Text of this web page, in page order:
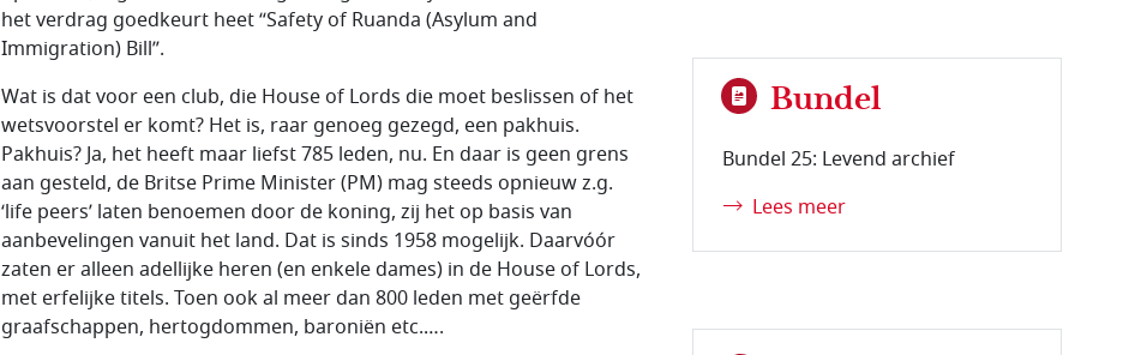
het verdrag goedkeurt heet “Safety of Ruanda (Asylum and
Immigration) Bill”.
Wat is dat voor een club, die House of Lords die moet beslissen of het
wetsvoorstel er komt? Het is, raar genoeg gezegd, een pakhuis.
Pakhuis? Ja, het heeft maar liefst 785 leden, nu. En daar is geen grens
aan gesteld, de Britse Prime Minister (PM) mag steeds opnieuw z.g.
‘life peers’ laten benoemen door de koning, zij het op basis van
aanbevelingen vanuit het land. Dat is sinds 1958 mogelijk. Daarvóór
zaten er alleen adellijke heren (en enkele dames) in de House of Lords,
met erfelijke titels. Toen ook al meer dan 800 leden met geërfde
graafschappen, hertogdommen, baroniën etc.….
Bundel
Bundel 25: Levend archief
Lees meer